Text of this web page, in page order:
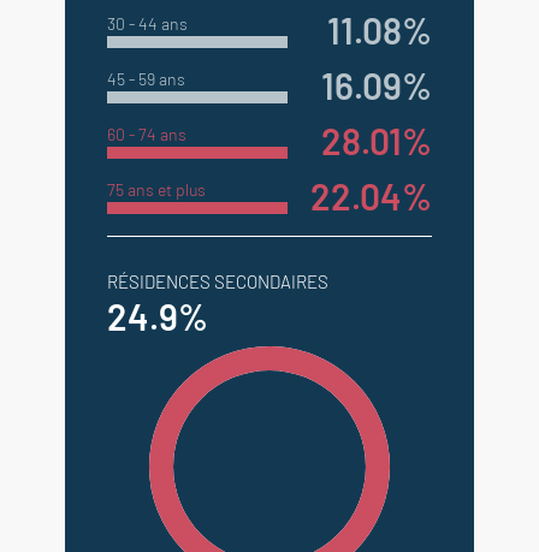
30 - 44 ans 11.08%
45 - 59 ans 16.09%
60 - 74 ans 28.01%
75 ans et plus 22.04%
RÉSIDENCES SECONDAIRES
24.9%